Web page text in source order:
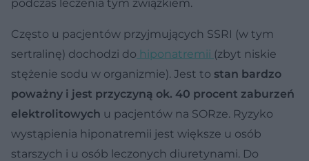
podczas leczenia tym związkiem.
Często u pacjentów przyjmujących SSRI (w tym
sertralinę) dochodzi do hiponatremii (zbyt niskie
stężenie sodu w organizmie). Jest to stan bardzo
poważny i jest przyczyną ok. 40 procent zaburzeń
elektrolitowych u pacjentów na SORze. Ryzyko
wystąpienia hiponatremii jest większe u osób
starszych i u osób leczonych diuretynami. Do